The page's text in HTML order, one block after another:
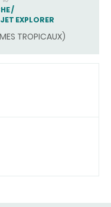
/
EXPLORER
TROPICAUX)